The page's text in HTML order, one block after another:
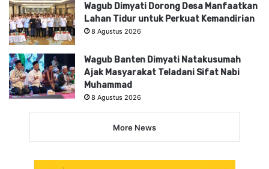
Wagub Dimyati Dorong Desa Manfaatkan
Lahan Tidur untuk Perkuat Kemandirian
8 Agustus 2026
Wagub Banten Dimyati Natakusumah
Ajak Masyarakat Teladani Sifat Nabi
Muhammad
8 Agustus 2026
More News